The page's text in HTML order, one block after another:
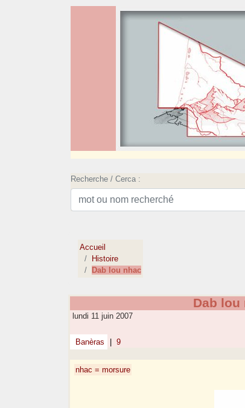
Recherche / Cerca :
Accueil
Histoire
Dab lou nhac
Dab lou
lundi 11 juin 2007
Banèras 9
nhac = morsure